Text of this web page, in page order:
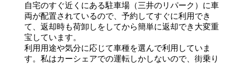
自宅のすぐ近くにある駐車場（三井のリパーク）に車
両が配置されているので、予約してすぐに利用でき
て、返却時も荷卸しをしてから簡単に返却でき大変重
宝しています。
利用用途や気分に応じて車種を選んで利用していま
す。私はカーシェアでの運転しかしないので、街乗り